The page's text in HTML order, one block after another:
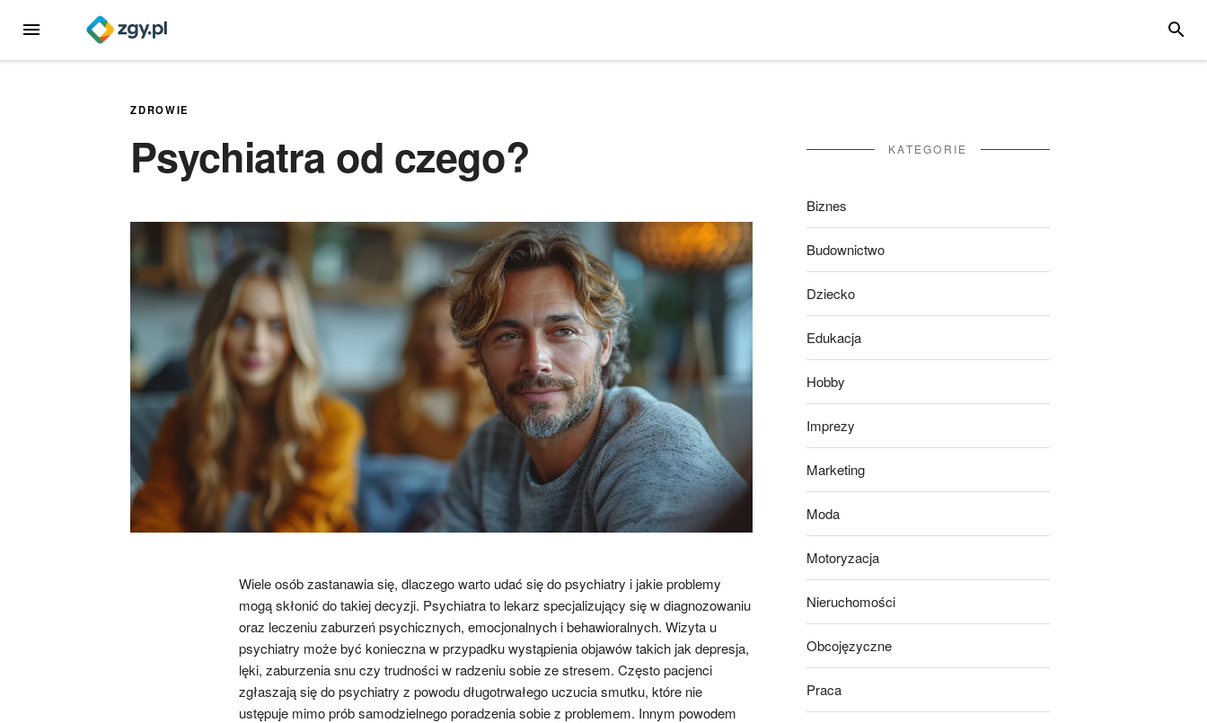
MENU
ZDROWIE
Psychiatra od czego?
Wiele osób zastanawia się, dlaczego warto udać się do psychiatry i jakie problemy
mogą skłonić do takiej decyzji. Psychiatra to lekarz specjalizujący się w diagnozowaniu
oraz leczeniu zaburzeń psychicznych, emocjonalnych i behawioralnych. Wizyta u
psychiatry może być konieczna w przypadku wystąpienia objawów takich jak depresja,
lęki, zaburzenia snu czy trudności w radzeniu sobie ze stresem. Często pacjenci
zgłaszają się do psychiatry z powodu długotrwałego uczucia smutku, które nie
ustępuje mimo prób samodzielnego poradzenia sobie z problemem. Innym powodem
KATEGORIE
Biznes
Budownictwo
Dziecko
Edukacja
Hobby
Imprezy
Marketing
Moda
Motoryzacja
Nieruchomości
Obcojęzyczne
Praca